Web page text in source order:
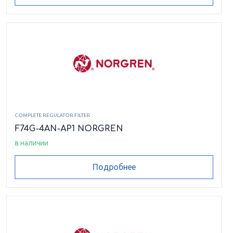
COMPLETE REGULATOR FILTER
F74G-4AN-AP1 NORGREN
в наличии
Подробнее